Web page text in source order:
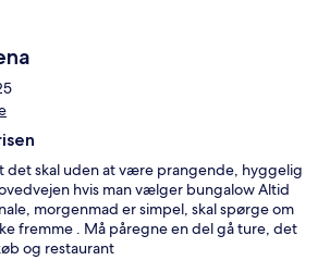
det skal uden at være prangende, hyggelig
hvis man vælger bungalow Altid
morgenmad er simpel, skal spørge om
fremme . Må påregne en del gå ture, det
og restaurant